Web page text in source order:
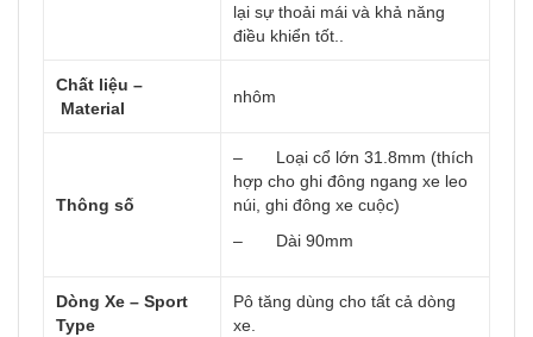
lại sự thoải mái và khả năng
điều khiển tốt..
Chất liệu –
Material
nhôm
Thông số
– Loại cổ lớn 31.8mm (thích
hợp cho ghi đông ngang xe leo
núi, ghi đông xe cuộc)
– Dài 90mm
Dòng Xe – Sport
Type
Pô tăng dùng cho tất cả dòng
xe.